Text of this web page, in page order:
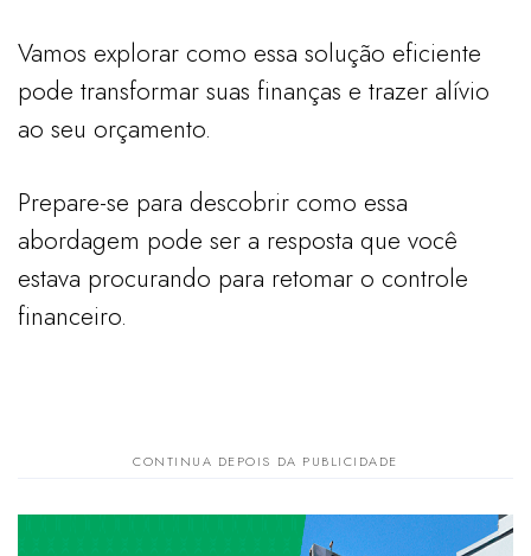
Vamos explorar como essa solução eficiente
pode transformar suas finanças e trazer alívio
ao seu orçamento.
Prepare-se para descobrir como essa
abordagem pode ser a resposta que você
estava procurando para retomar o controle
financeiro.